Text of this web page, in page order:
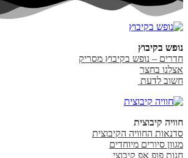
נופש בקיבוץ
חדרים – נופש בקיבוץ מסריק
אצלנו בחצר
חשוב לדעת
חוויה קיבוצית
סדנאות החוויה הקיבוצית
מגוון סיורים מיוחדים
חנות פופ אפ קיבוצי